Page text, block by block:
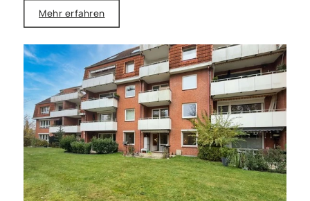
Mehr erfahren